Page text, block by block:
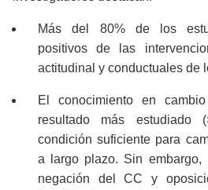
Más del 80% de los
positivos de las
actitudinal y conductuales de
El conocimiento en
resultado más estudiado
condición suficiente para
a largo plazo. Sin embargo,
negación del CC y